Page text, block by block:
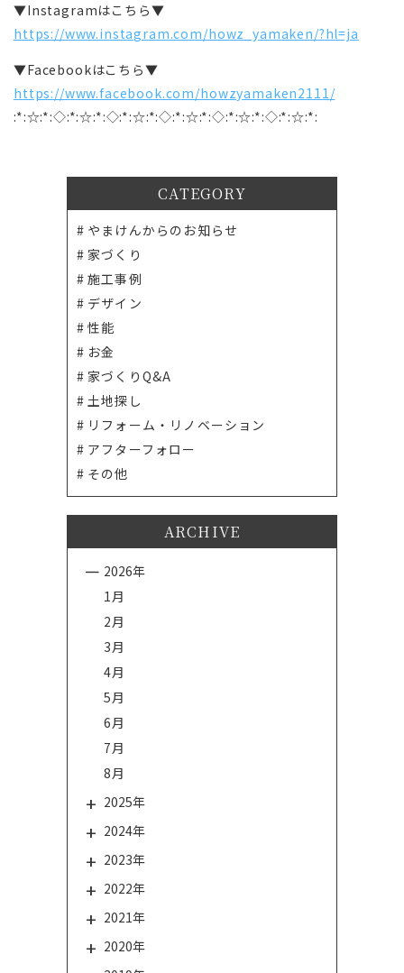
▼Instagramはこちら▼
https://www.instagram.com/howz_yamaken/?hl=ja
▼Facebookはこちら▼
https://www.facebook.com/howzyamaken2111/
:*:☆:*:◇:*:☆:*:◇:*:☆:*:◇:*:☆:*:◇:*:☆:*:◇:*:☆:*:
CATEGORY
やまけんからのお知らせ
家づくり
施工事例
デザイン
性能
お金
家づくりQ&A
土地探し
リフォーム・リノベーション
アフターフォロー
その他
ARCHIVE
2026年
1月
2月
3月
4月
5月
6月
7月
8月
2025年
2024年
2023年
2022年
2021年
2020年